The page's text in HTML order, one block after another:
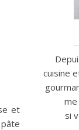
et
cuisine
si